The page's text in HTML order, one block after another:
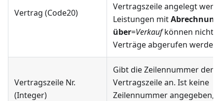
Vertrag (Code20)
Vertragszeile angelegt
Leistungen mitAbrechnung
über=Verkaufkönnen nicht
Verträge abgerufen werden.
Vertragszeile Nr.
(Integer)
Gibt die Zeilennummer der
Vertragszeile an. Ist keine
Zeilennummer angegeben,